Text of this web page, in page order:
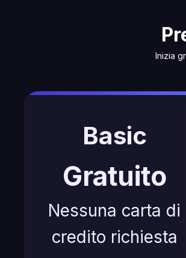
Inizia
Basic
Gratuito
Nessuna carta di
credito richiesta